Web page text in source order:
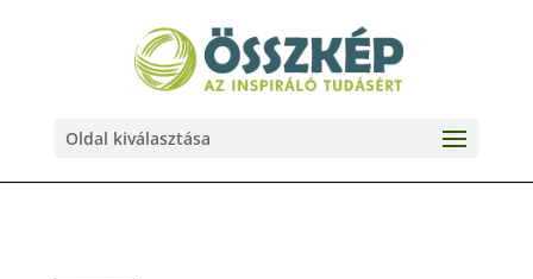
Oldal kiválasztása